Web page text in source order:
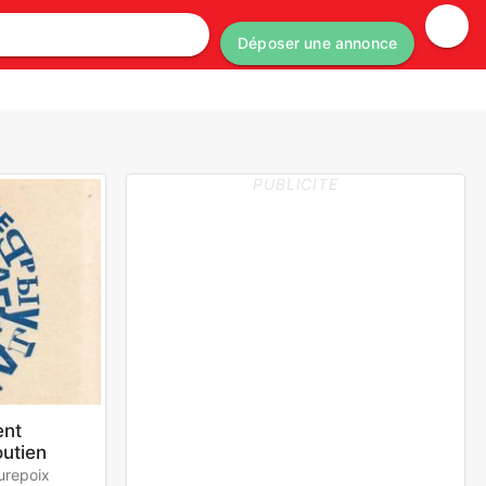
Déposer une annonce
PUBLICITE